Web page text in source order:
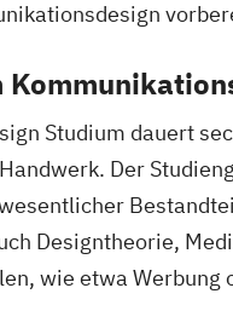
Studium dauert
Der
Designtheorie,
wie etwa